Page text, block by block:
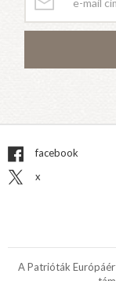
facebook
x
A Patrióták